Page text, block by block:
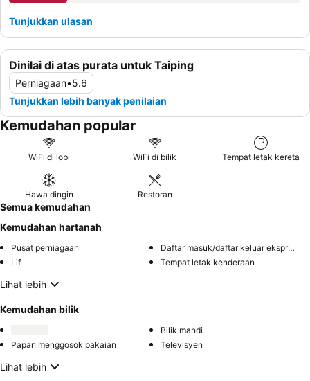
Dinilai di atas purata untuk Taiping
Perniagaan•5.6
Tunjukkan lebih banyak penilaian
Tunjukkan ulasan
Kemudahan popular
WiFi di lobi WiFi di bilik Tempat letak kereta
Hawa dingin Restoran
Semua kemudahan
Kemudahan hartanah
Pusat perniagaan
Daftar masuk/daftar keluar ekspres
Lif
Tempat letak kenderaan
Lihat lebih
Kemudahan bilik
Bilik mandi
Papan menggosok pakaian
Televisyen
Lihat lebih